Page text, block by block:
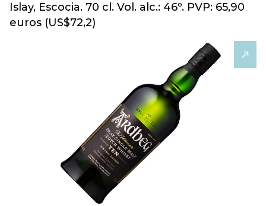
Islay, Escocia. 70 cl. Vol. alc.: 46º. PVP: 65,90
euros (US$72,2)